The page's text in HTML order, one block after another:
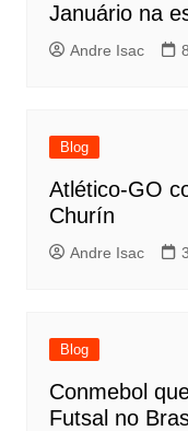
Januário na
Andre Isac
Blog
Atlético-GO
Churín
Andre Isac
Blog
Conmebol
Futsal no